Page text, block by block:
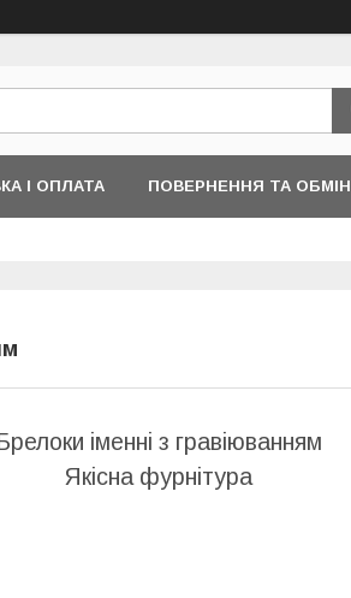
І ОПЛАТА ПОВЕРНЕННЯ ТА ОБМІН
іменні з гравіюванням
Якісна фурнітура